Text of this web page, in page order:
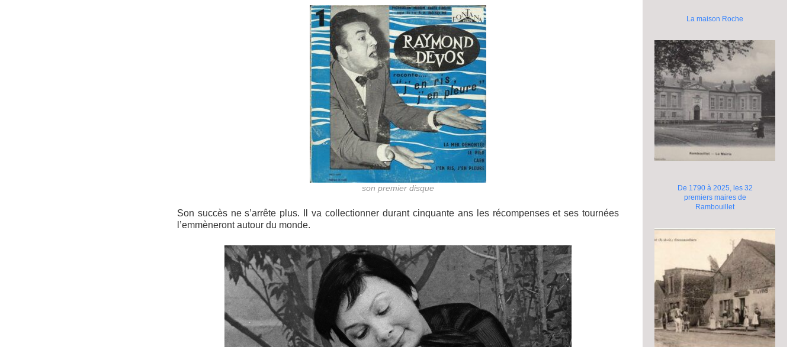
son premier disque
Son succès ne s’arrête plus. Il va collectionner durant cinquante ans les récompenses et ses tournées
l’emmèneront autour du monde.
La maison Roche
De 1790 à 2025, les 32
premiers maires de
Rambouillet